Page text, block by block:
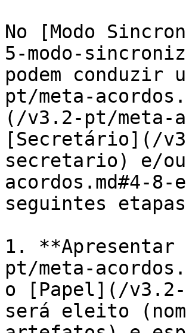
No [Modo
5-modo-
podem
pt/meta-
(/v3.2-pt/meta-
[Secretário](/
secretario) e/
acordos.md#4-
seguintes
1.
pt/meta-
o [Papel](/v3.2-
será eleito